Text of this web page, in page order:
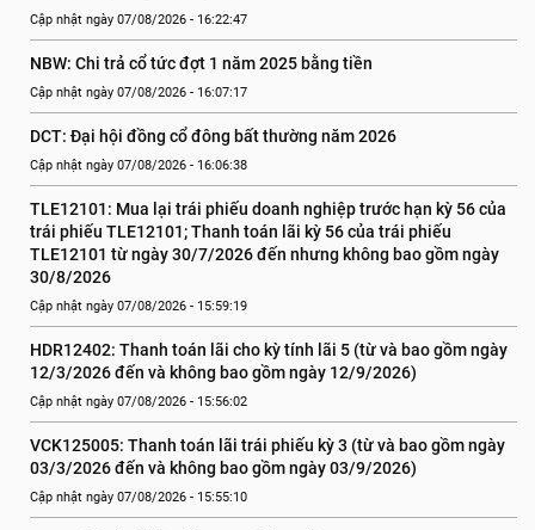
Cập nhật ngày 07/08/2026 - 16:22:47
NBW: Chi trả cổ tức đợt 1 năm 2025 bằng tiền
Cập nhật ngày 07/08/2026 - 16:07:17
DCT: Đại hội đồng cổ đông bất thường năm 2026
Cập nhật ngày 07/08/2026 - 16:06:38
TLE12101: Mua lại trái phiếu doanh nghiệp trước hạn kỳ 56 của
trái phiếu TLE12101; Thanh toán lãi kỳ 56 của trái phiếu
TLE12101 từ ngày 30/7/2026 đến nhưng không bao gồm ngày
30/8/2026
Cập nhật ngày 07/08/2026 - 15:59:19
HDR12402: Thanh toán lãi cho kỳ tính lãi 5 (từ và bao gồm ngày
12/3/2026 đến và không bao gồm ngày 12/9/2026)
Cập nhật ngày 07/08/2026 - 15:56:02
VCK125005: Thanh toán lãi trái phiếu kỳ 3 (từ và bao gồm ngày
03/3/2026 đến và không bao gồm ngày 03/9/2026)
Cập nhật ngày 07/08/2026 - 15:55:10